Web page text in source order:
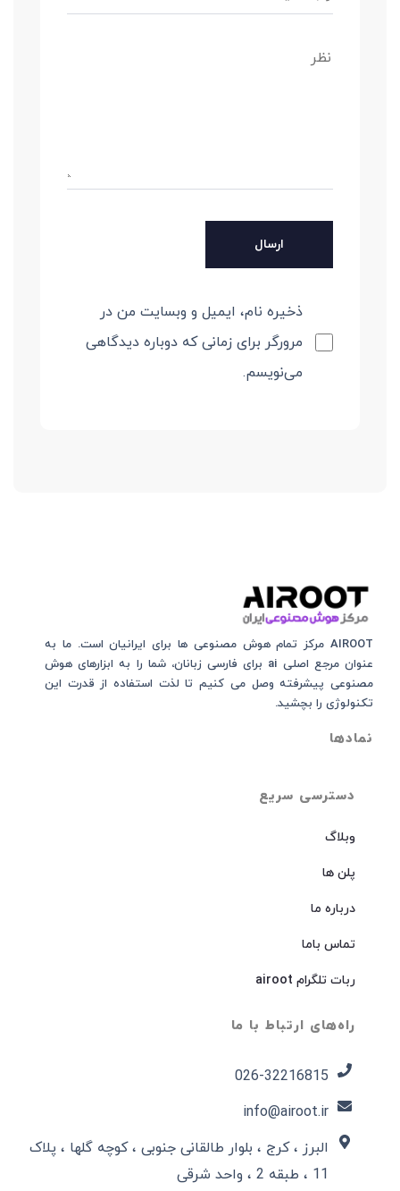
ذخیره نام، ایمیل و وبسایت من در
مرورگر برای زمانی که دوباره دیدگاهی
می‌نویسم.
دسترسی سریع
وبلاگ
پلن ها
درباره ما
تماس باما
ربات تلگرام airoot
راه‌های ارتباط با ما
026-32216815​
info@airoot.ir
البرز ، کرج ، بلوار طالقانی جنوبی ، کوچه گلها ، پلاک
11 ، طبقه 2 ، واحد شرقی
AIROOT مرکز تمام هوش مصنوعی‌‌‌ ها برای ایرانیان است. ما به
عنوان مرجع اصلی ai برای فارسی زبانان، شما را به ابزارهای هوش
مصنوعی پیشرفته وصل می کنیم تا لذت استفاده از قدرت این
تکنولوژی را بچشید.
نمادها